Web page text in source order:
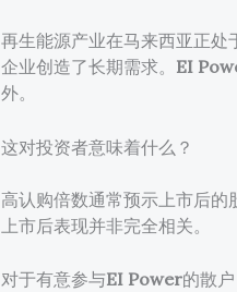
再生能源产业在马来西亚正处
企业创造了长期需求。 EI
外。
这对投资者意味着什么？
高认购倍数通常预示上市后
上市后表现并非完全相关。
对于有意参与EI Power的散